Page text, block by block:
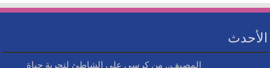
الأحدث
المصيف.. من كرسي على الشاطئ لتجربة حياة